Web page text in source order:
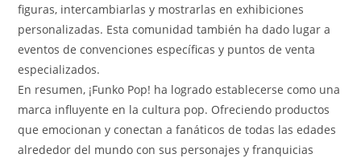
figuras, intercambiarlas y mostrarlas en exhibiciones
personalizadas. Esta comunidad también ha dado lugar a
eventos de convenciones específicas y puntos de venta
especializados.
En resumen, ¡Funko Pop! ha logrado establecerse como una
marca influyente en la cultura pop. Ofreciendo productos
que emocionan y conectan a fanáticos de todas las edades
alrededor del mundo con sus personajes y franquicias